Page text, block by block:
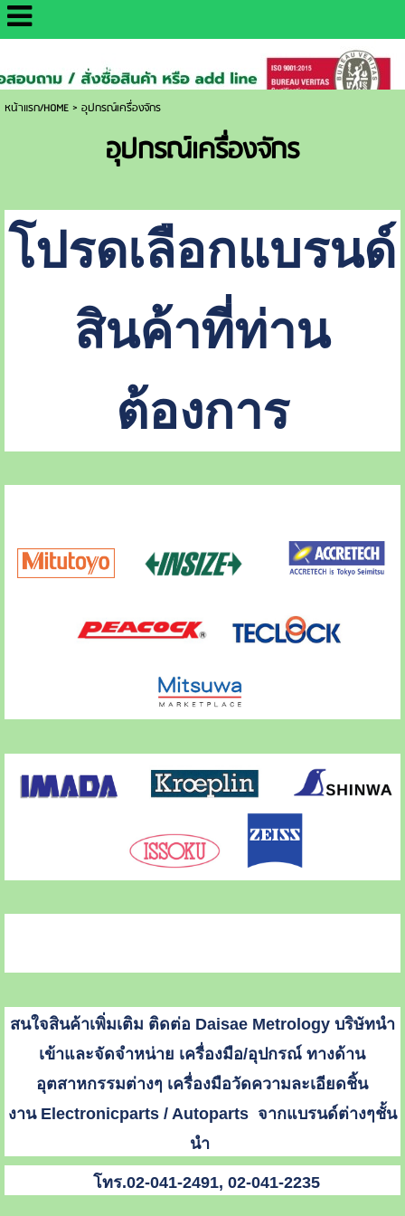
http://www.daisaemetrology.co.th/
หน้าแรก/HOME> อุปกรณ์เครื่องจักร
อุปกรณ์เครื่องจักร
โปรดเลือกแบรนด์
สินค้าที่ท่าน
ต้องการ
สนใจสินค้าเพิ่มเติม ติดต่อ Daisae Metrology บริษัทนำ
เข้าและจัดจำหน่าย เครื่องมือ/อุปกรณ์ ทางด้าน
อุตสาหกรรมต่างๆ เครื่องมือวัดความละเอียดชิ้น
งาน Electronicparts / Autoparts จากแบรนด์ต่างๆชั้น
นำ
โทร.02-041-2491, 02-041-2235